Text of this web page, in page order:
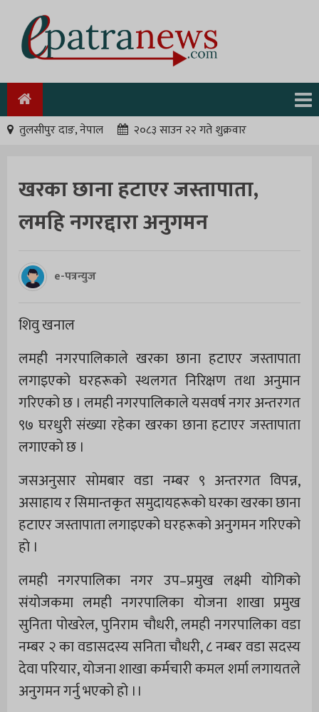
तुलसीपुर दाङ, नेपाल २०८३ साउन २२ गते शुक्रवार
खरका छाना हटाएर जस्तापाता,
लमहि नगरद्दारा अनुगमन
e-पत्रन्युज
शिवु खनाल
लमही नगरपालिकाले खरका छाना हटाएर जस्तापाता
लगाइएको घरहरूको स्थलगत निरिक्षण तथा अनुमान
गरिएको छ । लमही नगरपालिकाले यसवर्ष नगर अन्तरगत
९७ घरधुरी संख्या रहेका खरका छाना हटाएर जस्तापाता
लगाएकाे छ ।
जसअनुसार साेमबार वडा नम्बर ९ अन्तरगत विपन्न,
असाहाय र सिमान्तकृत समुदायहरूको घरका खरका छाना
हटाएर जस्तापाता लगाइएको घरहरूकाे अनुगमन गरिएको
हाे ।
लमही नगरपालिका नगर उप–प्रमुख लक्ष्मी योगिको
संयोजकमा लमही नगरपालिका योजना शाखा प्रमुख
सुनिता पोखरेल, पुनिराम चौधरी, लमही नगरपालिका वडा
नम्बर २ का वडासदस्य सनिता चौधरी, ८ नम्बर वडा सदस्य
देवा परियार, योजना शाखा कर्मचारी कमल शर्मा लगायतले
अनुगमन गर्नु भएको हो ।।